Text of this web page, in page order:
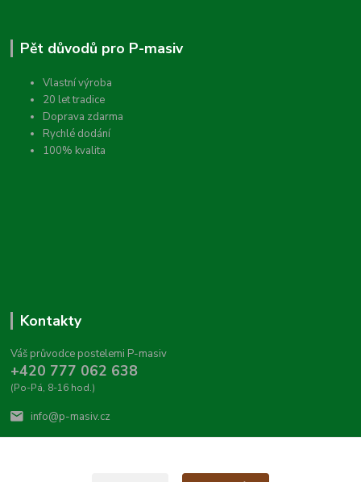
Pět důvodů pro P-masiv
Vlastní výroba
20 let tradice
Doprava zdarma
Rychlé dodání
100% kvalita
Kontakty
Váš průvodce postelemi P-masiv
+420 777 062 638
(Po-Pá, 8-16 hod.)
info@p-masiv.cz